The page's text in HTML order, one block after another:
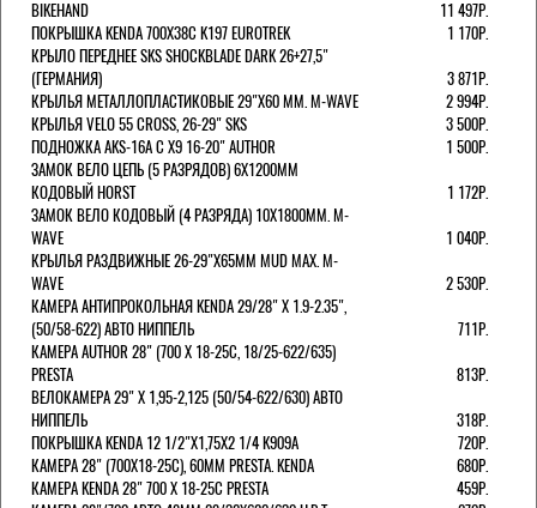
BIKEHAND
11 497Р.
ПОКРЫШКА KENDA 700Х38С K197 EUROTREK
1 170Р.
КРЫЛО ПЕРЕДНЕЕ SKS SHOCKBLADE DARK 26+27,5"
(ГЕРМАНИЯ)
3 871Р.
КРЫЛЬЯ МЕТАЛЛОПЛАСТИКОВЫЕ 29"Х60 ММ. M-WAVE
2 994Р.
КРЫЛЬЯ VELO 55 CROSS, 26-29" SKS
3 500Р.
ПОДНОЖКА AKS-16A C X9 16-20" AUTHOR
1 500Р.
ЗАМОК ВЕЛО ЦЕПЬ (5 РАЗРЯДОВ) 6Х1200ММ
КОДОВЫЙ HORST
1 172Р.
ЗАМОК ВЕЛО КОДОВЫЙ (4 РАЗРЯДА) 10Х1800ММ. M-
WAVE
1 040Р.
КРЫЛЬЯ РАЗДВИЖНЫЕ 26-29"Х65ММ MUD MAX. M-
WAVE
2 530Р.
КАМЕРА АНТИПРОКОЛЬНАЯ KENDA 29/28" Х 1.9-2.35",
(50/58-622) АВТО НИППЕЛЬ
711Р.
КАМЕРА AUTHOR 28" (700 Х 18-25С, 18/25-622/635)
PRESTA
813Р.
ВЕЛОКАМЕРА 29" X 1,95-2,125 (50/54-622/630) АВТО
НИППЕЛЬ
318Р.
ПОКРЫШКА KENDA 12 1/2"Х1,75X2 1/4 K909A
720Р.
КАМЕРА 28" (700Х18-25С), 60ММ PRESTA. KENDA
680Р.
КАМЕРА KENDA 28" 700 Х 18-25С PRESTA
459Р.